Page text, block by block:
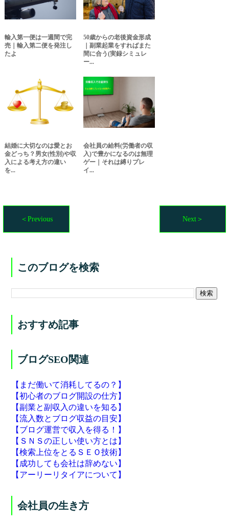
輸入第一便は一週間で完
売｜輸入第二便を発注し
たよ
50歳からの老後資金形成
｜副業起業をすればまた
間に合う(実録シミュレ
ー...
結婚に大切なのは愛とお
金どっち？男女(性別)や収
入による考え方の違い
を...
会社員の給料(労働者の収
入)で豊かになるのは無理
ゲー｜それは縛りプレ
イ...
＜Previous Next＞
このブログを検索
おすすめ記事
ブログSEO関連
【まだ働いて消耗してるの？】
【初心者のブログ開設の仕方】
【副業と副収入の違いを知る】
【流入数とブログ収益の目安】
【ブログ運営で収入を得る！】
【ＳＮＳの正しい使い方とは】
【検索上位をとるＳＥＯ技術】
【成功しても会社は辞めない】
【アーリーリタイアについて】
会社員の生き方